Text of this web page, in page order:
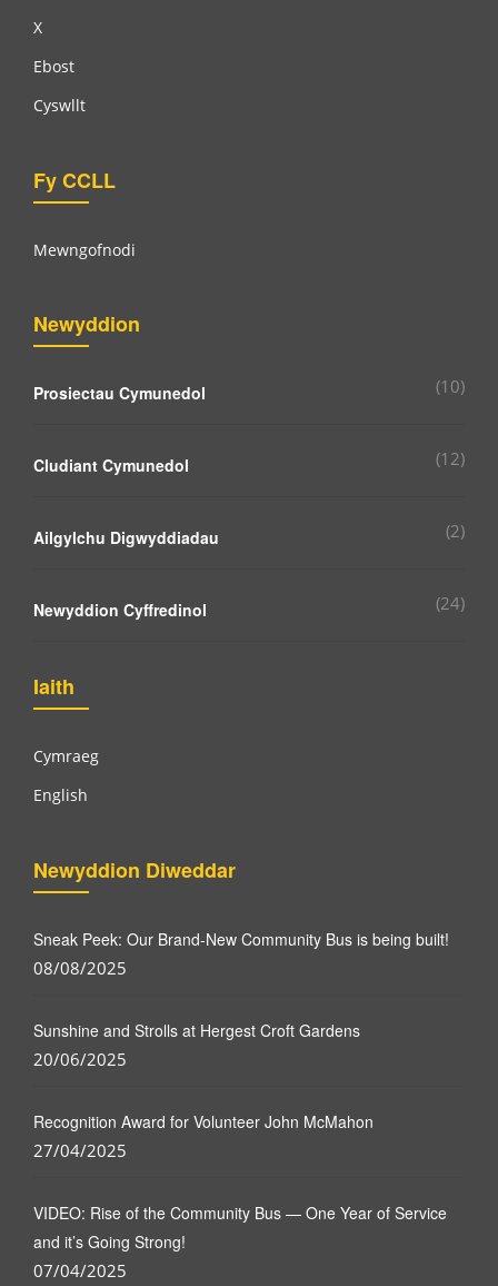
X
Ebost
Cyswllt
Fy CCLL
Mewngofnodi
Newyddion
Prosiectau Cymunedol (10)
Cludiant Cymunedol (12)
Ailgylchu Digwyddiadau (2)
Newyddion Cyffredinol (24)
Iaith
Cymraeg
English
Newyddion Diweddar
Sneak Peek: Our Brand-New Community Bus is being built!
08/08/2025
Sunshine and Strolls at Hergest Croft Gardens
20/06/2025
Recognition Award for Volunteer John McMahon
27/04/2025
VIDEO: Rise of the Community Bus — One Year of Service
and it’s Going Strong!
07/04/2025